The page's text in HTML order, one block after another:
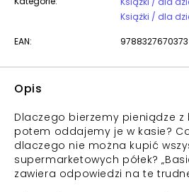
EAN: 9788327670373
Opis
Dlaczego bierzemy pieniądze
potem oddajemy je w kasie?
dlaczego nie można kupić
supermarketowych półek?
zawiera odpowiedzi na te